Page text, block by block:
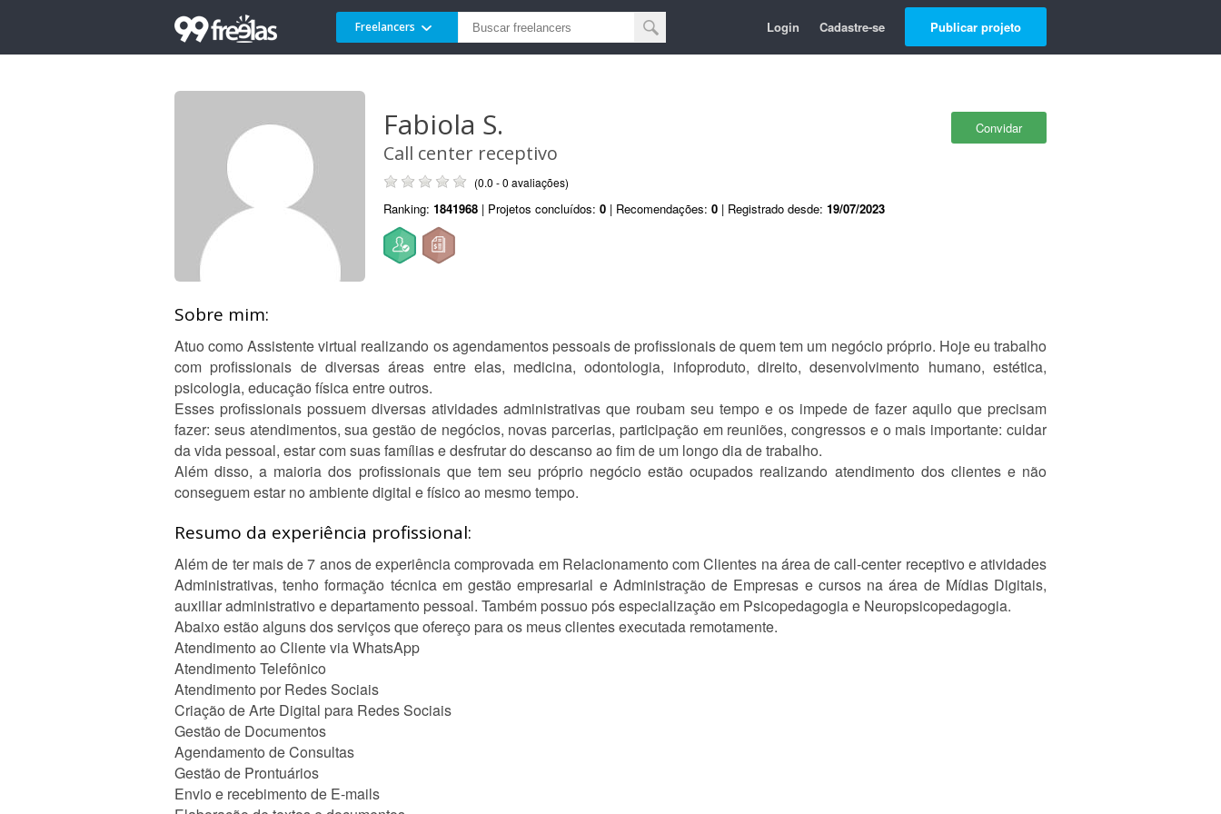
Freelancers Login Cadastre-se Publicar projeto
Convidar
Fabiola S.
Call center receptivo
(0.0 - 0 avaliações)
Ranking: 1841968 | Projetos concluídos: 0 | Recomendações: 0 | Registrado desde: 19/07/2023
Sobre mim:
Atuo como Assistente virtual realizando os agendamentos pessoais de profissionais de quem tem um negócio próprio. Hoje eu trabalho
com profissionais de diversas áreas entre elas, medicina, odontologia, infoproduto, direito, desenvolvimento humano, estética,
psicologia, educação física entre outros.
Esses profissionais possuem diversas atividades administrativas que roubam seu tempo e os impede de fazer aquilo que precisam
fazer: seus atendimentos, sua gestão de negócios, novas parcerias, participação em reuniões, congressos e o mais importante: cuidar
da vida pessoal, estar com suas famílias e desfrutar do descanso ao fim de um longo dia de trabalho.
Além disso, a maioria dos profissionais que tem seu próprio negócio estão ocupados realizando atendimento dos clientes e não
conseguem estar no ambiente digital e físico ao mesmo tempo.
Resumo da experiência profissional:
Além de ter mais de 7 anos de experiência comprovada em Relacionamento com Clientes na área de call-center receptivo e atividades
Administrativas, tenho formação técnica em gestão empresarial e Administração de Empresas e cursos na área de Mídias Digitais,
auxiliar administrativo e departamento pessoal. Também possuo pós especialização em Psicopedagogia e Neuropsicopedagogia.
Abaixo estão alguns dos serviços que ofereço para os meus clientes executada remotamente.
Atendimento ao Cliente via WhatsApp
Atendimento Telefônico
Atendimento por Redes Sociais
Criação de Arte Digital para Redes Sociais
Gestão de Documentos
Agendamento de Consultas
Gestão de Prontuários
Envio e recebimento de E-mails